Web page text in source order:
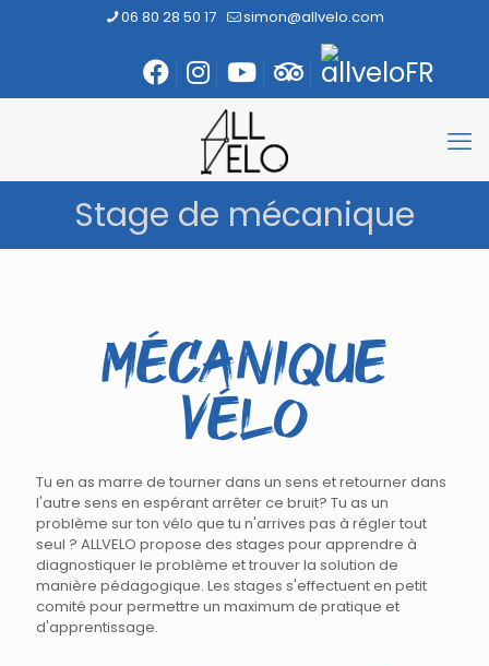
06 80 28 50 17 simon@allvelo.com
Stage de mécanique
Mécanique
vélo
Tu en as marre de tourner dans un sens et retourner dans
l'autre sens en espérant arrêter ce bruit? Tu as un
problème sur ton vélo que tu n'arrives pas à régler tout
seul ? ALLVELO propose des stages pour apprendre à
diagnostiquer le problème et trouver la solution de
manière pédagogique. Les stages s'effectuent en petit
comité pour permettre un maximum de pratique et
d'apprentissage.